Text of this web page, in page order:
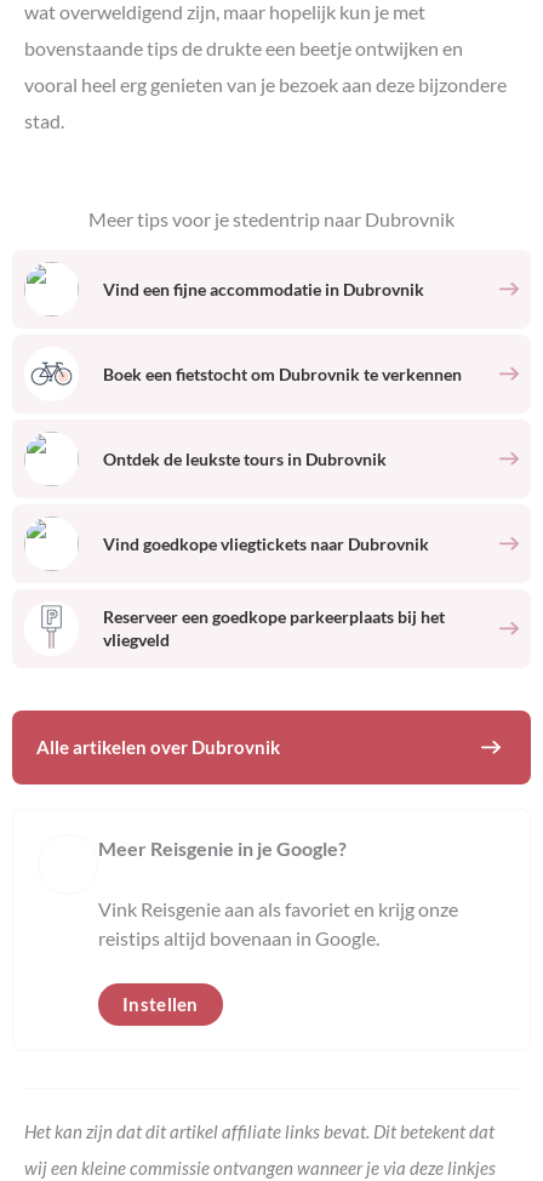
wat overweldigend zijn, maar hopelijk kun je met
bovenstaande tips de drukte een beetje ontwijken en
vooral heel erg genieten van je bezoek aan deze bijzondere
stad.
Meer tips voor je stedentrip naar Dubrovnik
Vind een fijne accommodatie in Dubrovnik
Boek een fietstocht om Dubrovnikte verkennen
Ontdek de leukste tours in Dubrovnik
Vind goedkope vliegtickets naar Dubrovnik
Reserveer een goedkope parkeerplaats bij het
vliegveld
Alle artikelen over Dubrovnik
Meer Reisgenie in je Google?
Vink Reisgenie aan als favoriet en krijg onze
reistips altijd bovenaan in Google.
Instellen
Het kan zijn dat dit artikel affiliate links bevat. Dit betekent dat
wij een kleine commissie ontvangen wanneer je via deze linkjes